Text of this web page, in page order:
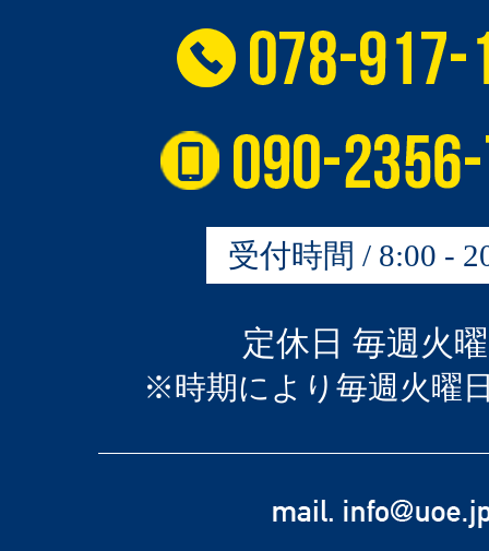
受付時間 / 8:00 -
定休日 毎週火
※時期により毎週火曜